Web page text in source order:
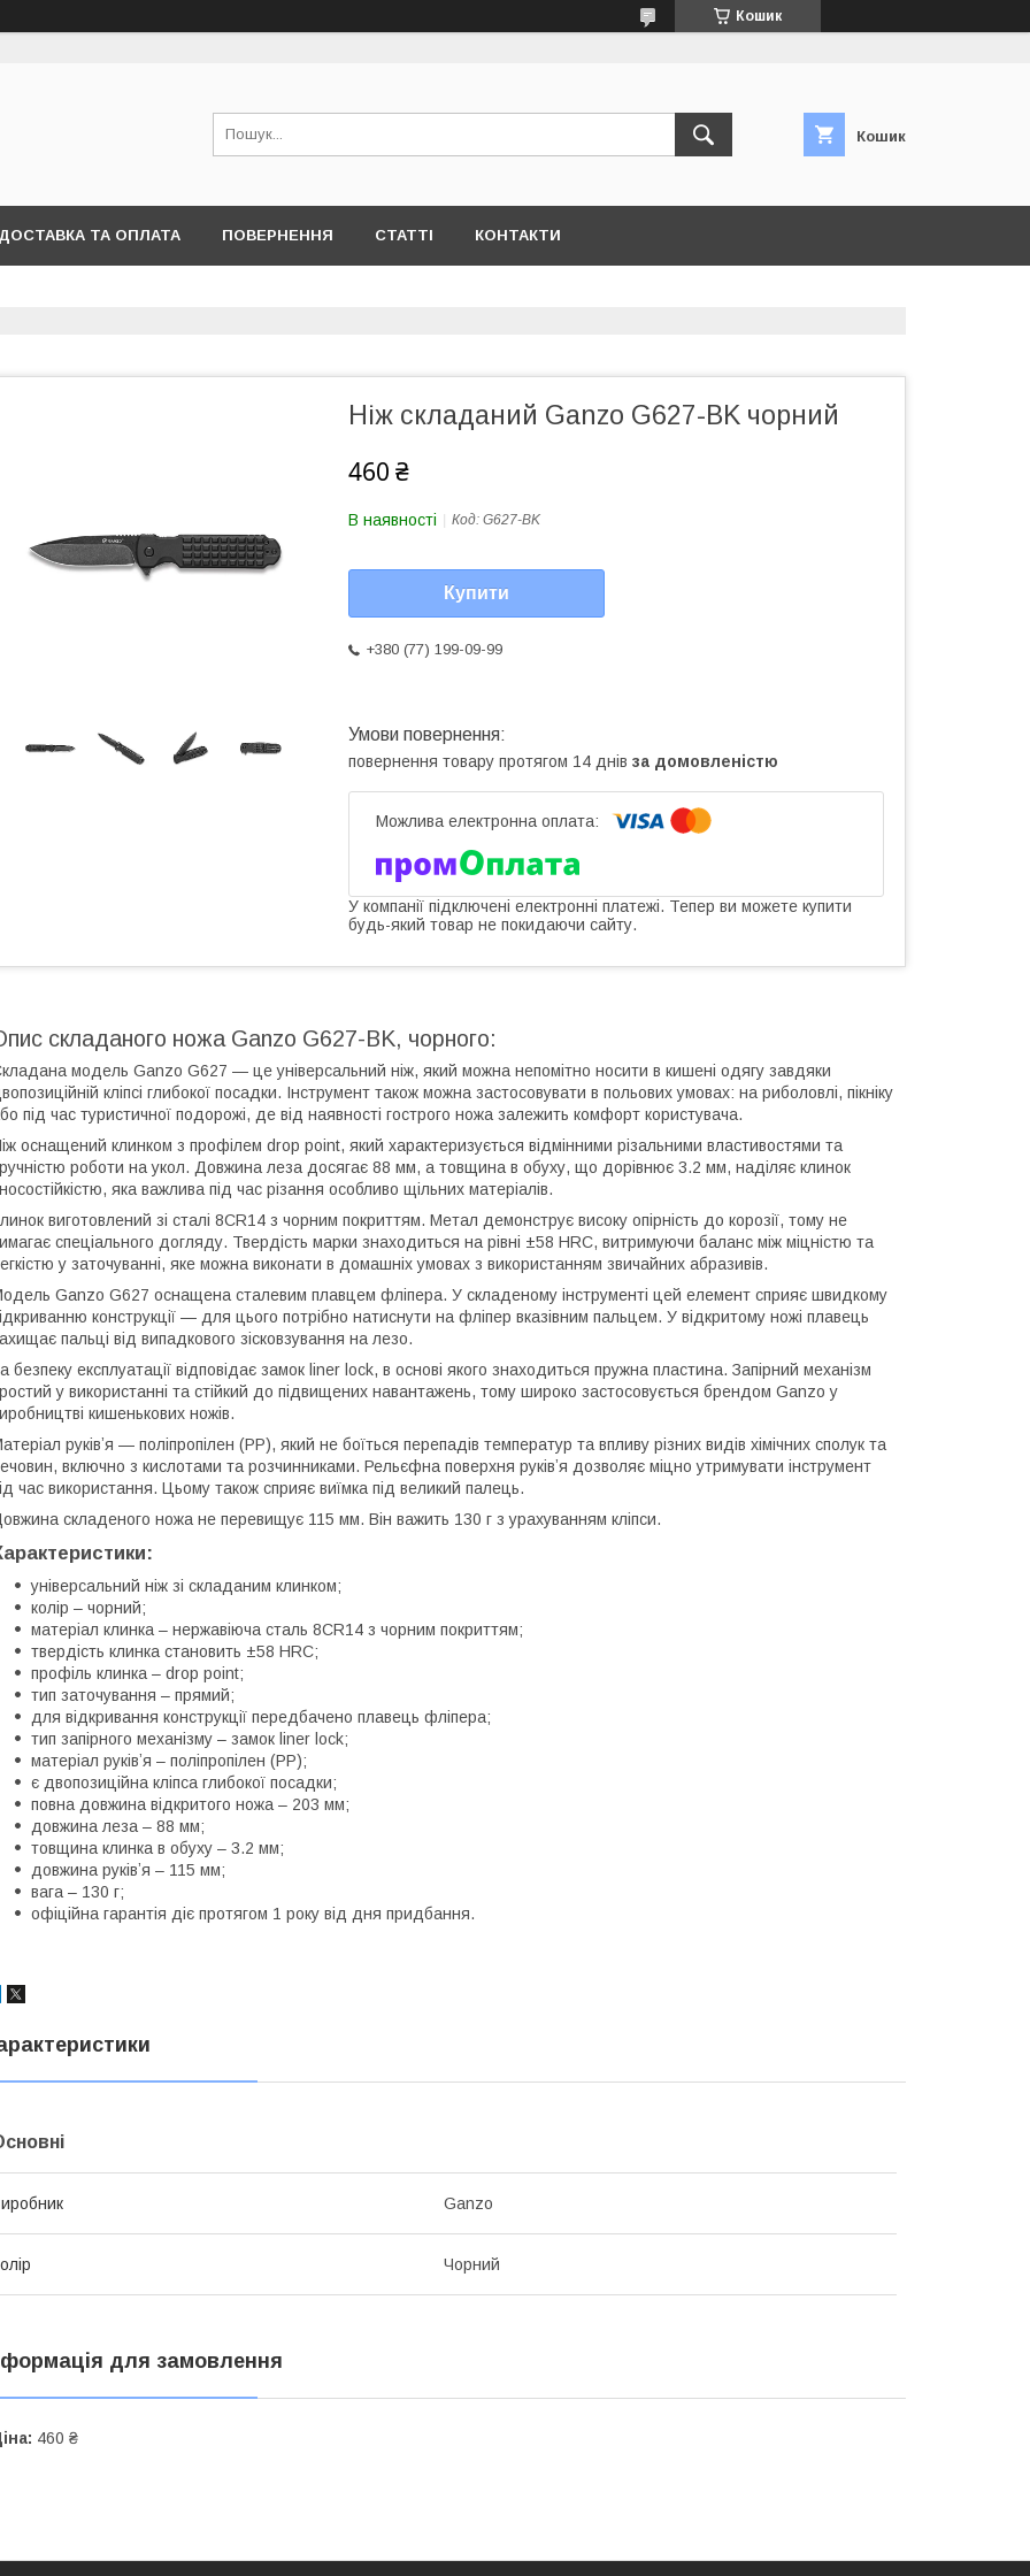
Кошик
Кошик
ТА ОПЛАТА ПОВЕРНЕННЯ СТАТТІ КОНТАКТИ
Ніж складаний Ganzo G627-BK чорний
460 ₴
В наявності Код: G627-BK
Купити
+380 (77) 199-09-99
повернення товару протягом 14 днів за домовленістю
У компанії підключені електронні платежі. Тепер ви можете купити
будь-який товар не покидаючи сайту.
складаного ножа Ganzo G627-BK, чорного:
модель Ganzo G627 — це універсальний ніж, який можна непомітно носити в кишені одягу завдяки
кліпсі глибокої посадки. Інструмент також можна застосовувати в польових умовах: на риболовлі, пікніку
під час туристичної подорожі, де від наявності гострого ножа залежить комфорт користувача.
оснащений клинком з профілем drop point, який характеризується відмінними різальними властивостями та
роботи на укол. Довжина леза досягає 88 мм, а товщина в обуху, що дорівнює 3.2 мм, наділяє клинок
яка важлива під час різання особливо щільних матеріалів.
виготовлений зі сталі 8CR14 з чорним покриттям. Метал демонструє високу опірність до корозії, тому не
спеціального догляду. Твердість марки знаходиться на рівні ±58 HRC, витримуючи баланс між міцністю та
у заточуванні, яке можна виконати в домашніх умовах з використанням звичайних абразивів.
Ganzo G627 оснащена сталевим плавцем фліпера. У складеному інструменті цей елемент сприяє швидкому
конструкції — для цього потрібно натиснути на фліпер вказівним пальцем. У відкритому ножі плавець
пальці від випадкового зісковзування на лезо.
безпеку експлуатації відповідає замок liner lock, в основі якого знаходиться пружна пластина. Запірний механізм
у використанні та стійкий до підвищених навантажень, тому широко застосовується брендом Ganzo у
кишенькових ножів.
руківʼя — поліпропілен (PP), який не боїться перепадів температур та впливу різних видів хімічних сполук та
включно з кислотами та розчинниками. Рельєфна поверхня руківʼя дозволяє міцно утримувати інструмент
час використання. Цьому також сприяє виїмка під великий палець.
складеного ножа не перевищує 115 мм. Він важить 130 г з урахуванням кліпси.
універсальний ніж зі складаним клинком;
колір – чорний;
матеріал клинка – нержавіюча сталь 8CR14 з чорним покриттям;
твердість клинка становить ±58 HRC;
профіль клинка – drop point;
тип заточування – прямий;
для відкривання конструкції передбачено плавець фліпера;
тип запірного механізму – замок liner lock;
матеріал руківʼя – поліпропілен (PP);
є двопозиційна кліпса глибокої посадки;
повна довжина відкритого ножа – 203 мм;
довжина леза – 88 мм;
товщина клинка в обуху – 3.2 мм;
довжина руківʼя – 115 мм;
вага – 130 г;
офіційна гарантія діє протягом 1 року від дня придбання.
Ganzo
Чорний
для замовлення
460 ₴